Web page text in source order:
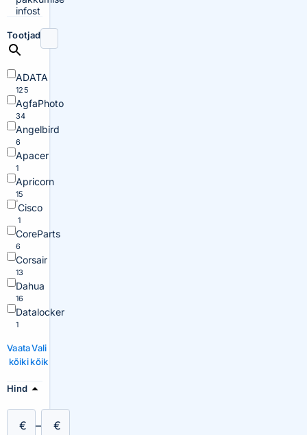
infost
Tootjad
ADATA
125
AgfaPhoto
34
Angelbird
6
Apacer
1
Apricorn
15
Cisco
1
CoreParts
6
Corsair
13
Dahua
16
Datalocker
1
Vaata
kõiki
Vali
kõik
Hind
€ – €